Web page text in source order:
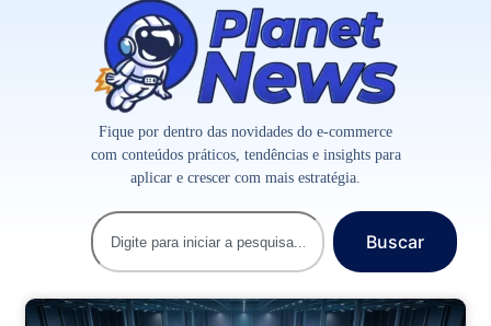
Fique por dentro das novidades do e-commerce
com conteúdos práticos, tendências e insights para
aplicar e crescer com mais estratégia.
Buscar